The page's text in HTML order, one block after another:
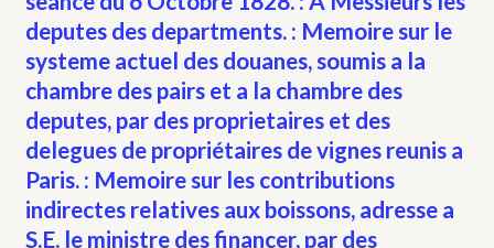
deputes des departments. : Memoire sur le
systeme actuel des douanes, soumis a la
chambre des pairs et a la chambre des
deputes, par des proprietaires et des
delegues de propriétaires de vignes reunis a
Paris. : Memoire sur les contributions
indirectes relatives aux boissons, adresse a
S.E. le ministre des financer, par des